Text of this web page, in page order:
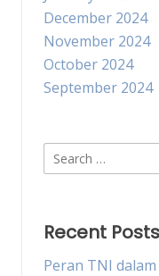
December 2024
November 2024
October 2024
September 2024
Search
for:
Recent Posts
Peran TNI